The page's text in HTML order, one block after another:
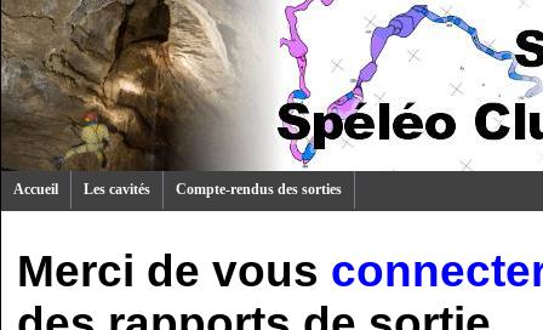
Accueil Les cavités Compte-rendus des sorties
Merci de vous